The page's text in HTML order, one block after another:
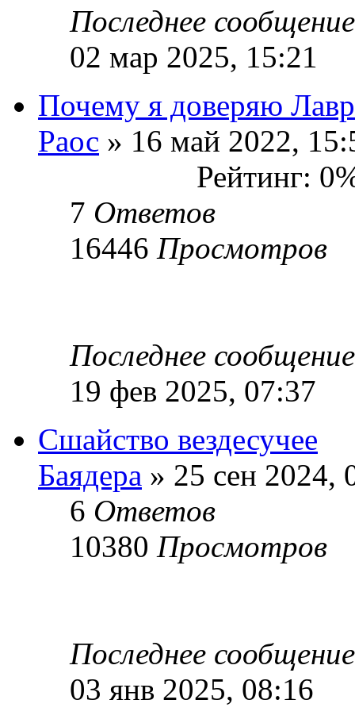
Последнее
02 мар 2025, 15:21
Почему я доверяю
Раос » 16 май 2022,
Рейтинг:
7 Ответов
16446 Просмотров
Последнее
19 фев 2025, 07:37
Сшайство вездесучее
Баядера » 25 сен 2024,
6 Ответов
10380 Просмотров
Последнее
03 янв 2025, 08:16